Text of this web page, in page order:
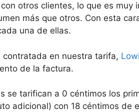
otros clientes, lo que es muy
más que otros. Con esta
una de ellas.
en nuestra tarifa, Lowi
de la factura.
se tarifican a 0 céntimos los
adicional) con 18 céntimos de